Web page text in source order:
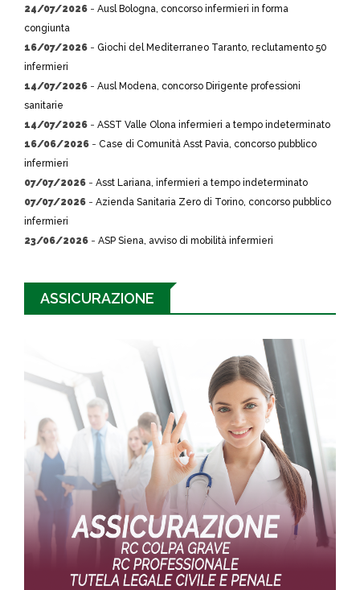
24/07/2026 - Ausl Bologna, concorso infermieri in forma
congiunta
16/07/2026 - Giochi del Mediterraneo Taranto, reclutamento 50
infermieri
14/07/2026 - Ausl Modena, concorso Dirigente professioni
sanitarie
14/07/2026 - ASST Valle Olona infermieri a tempo indeterminato
16/06/2026 - Case di Comunità Asst Pavia, concorso pubblico
infermieri
07/07/2026 - Asst Lariana, infermieri a tempo indeterminato
07/07/2026 - Azienda Sanitaria Zero di Torino, concorso pubblico
infermieri
23/06/2026 - ASP Siena, avviso di mobilità infermieri
ASSICURAZIONE